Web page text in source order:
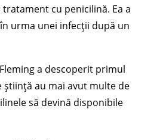
cu penicilină. Ea a
urma unei infecții după un
a descoperit primul
au mai avut multe de
să devină disponibile